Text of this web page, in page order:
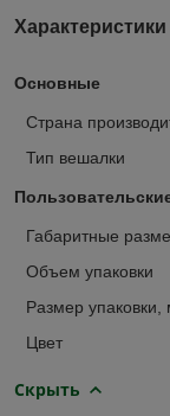
Характеристики
Основные
Страна
Тип вешалки
Габаритные
Объем упаковки
Размер упаковки,
Цвет
Скрыть